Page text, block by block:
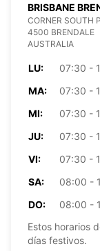
BRISBANE
CORNER SOUTH
4500 BRENDALE
AUSTRALIA
LU:
07:30 -
MA:
07:30 -
MI:
07:30 -
JU:
07:30 -
VI:
07:30 -
SA:
08:00 -
DO:
08:00 -
Estos horarios
días festivos.